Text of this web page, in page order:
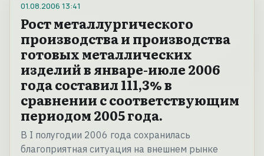
01.08.2006 13:41
Рост металлургического
производства и производства
готовых металлических
изделий в январе-июле 2006
года составил 111,3% в
сравнении с соответствующим
периодом 2005 года.
В I полугодии 2006 года сохранилась
благоприятная ситуация на внешнем рынке